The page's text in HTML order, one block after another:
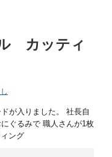
カッティ
が入りました。 社長自
ぐるみで 職人さんが1枚
ング